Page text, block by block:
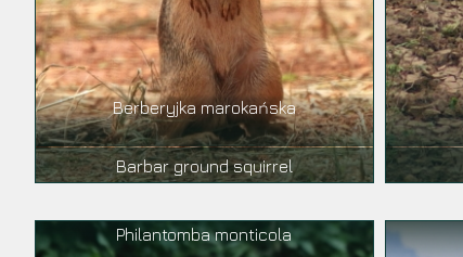
Berberyjka marokańska
Barbar ground squirrel
Philantomba monticola